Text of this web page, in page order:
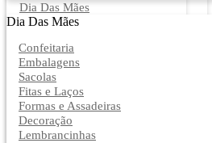
Dia Das Mães
Dia Das Mães
Confeitaria
Embalagens
Sacolas
Fitas e Laços
Formas e Assadeiras
Decoração
Lembrancinhas